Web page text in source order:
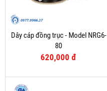
Dây cáp đồng trục - Model NRG6-
80
620,000 đ